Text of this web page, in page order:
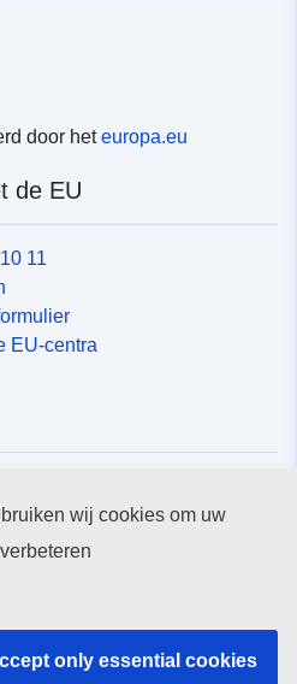
door heteuropa.eu
de EU
11
EU-centra
wij cookies om uw
only essential cookies